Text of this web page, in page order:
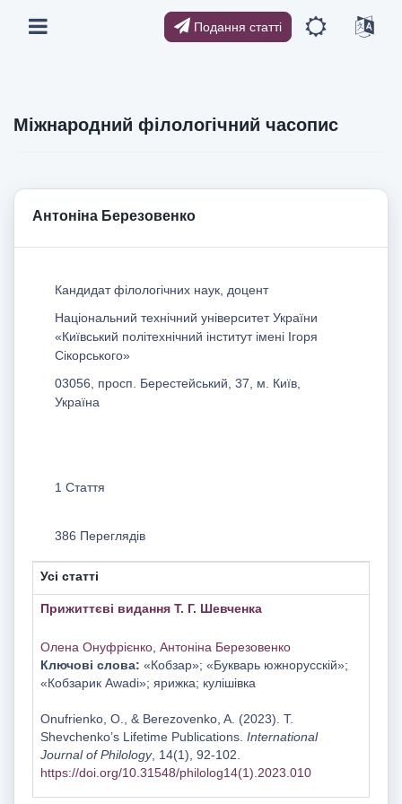
Подання статті
Міжнародний філологічний часопис
Антоніна Березовенко
Кандидат філологічних наук, доцент
Національний технічний університет України
«Київський політехнічний інститут імені Ігоря
Сікорського»
03056, просп. Берестейський, 37, м. Київ,
Україна
1 Стаття
386 Переглядів
Усі статті
Прижиттєві видання Т. Г. Шевченка
Олена Онуфрієнко, Антоніна Березовенко
Ключові слова: «Кобзар»; «Букварь южнорусскій»;
«Кобзарик Awadi»; ярижка; кулішівка
Onufrienko, O., & Berezovenko, A. (2023). Т.
Shevchenko’s Lifetime Publications. International
Journal of Philology, 14(1), 92-102.
https://doi.org/10.31548/philolog14(1).2023.010